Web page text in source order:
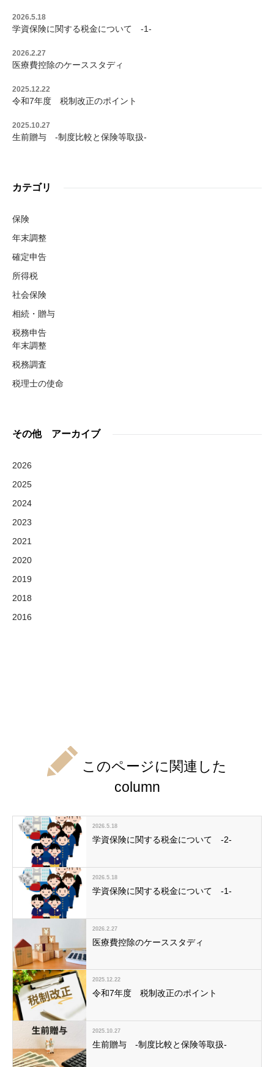
2026.5.18
学資保険に関する税金について -1-
2026.2.27
医療費控除のケーススタディ
2025.12.22
令和7年度 税制改正のポイント
2025.10.27
生前贈与 -制度比較と保険等取扱-
カテゴリ
保険
年末調整
確定申告
所得税
社会保険
相続・贈与
税務申告
年末調整
税務調査
税理士の使命
その他 アーカイブ
2026
2025
2024
2023
2021
2020
2019
2018
2016
このページに関連した
column
2026.5.18
学資保険に関する税金について -2-
2026.5.18
学資保険に関する税金について -1-
2026.2.27
医療費控除のケーススタディ
2025.12.22
令和7年度 税制改正のポイント
2025.10.27
生前贈与 -制度比較と保険等取扱-